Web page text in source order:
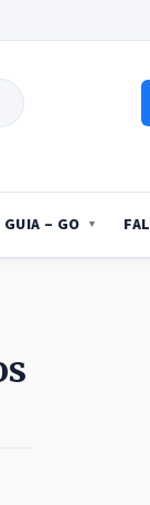
GUIA – GO